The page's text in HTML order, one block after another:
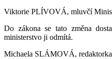
Viktorie PLÍVOVÁ, mluvčí
Do zákona se tato změna
ministerstvo ji odmítá.
Michaela SLÁMOVÁ, redaktorka